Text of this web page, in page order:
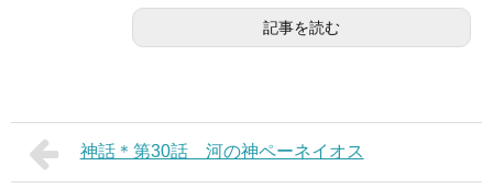
記事を読む
神話＊第30話 河の神ペーネイオス